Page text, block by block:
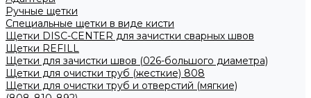
Ручные щетки
Специальные щетки в виде кисти
Щетки DISC-CENTER для зачистки сварных швов
Щетки REFILL
Щетки для зачистки швов (026-большого диаметра)
Щетки для очистки труб (жесткие) 808
Щетки для очистки труб и отверстий (мягкие)